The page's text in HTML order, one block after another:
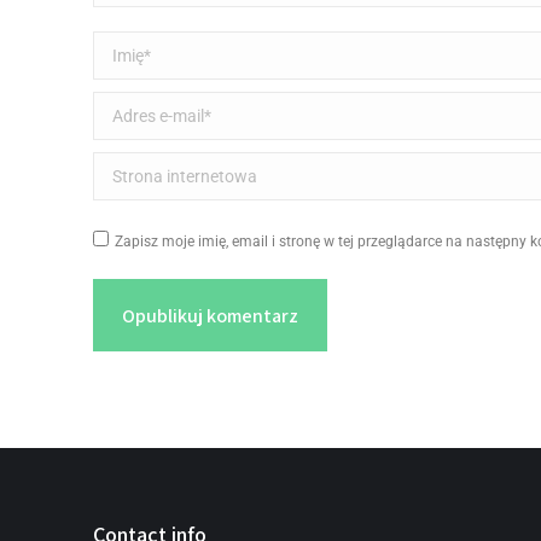
Imię *
Adres e-mail *
Strona internetowa
Zapisz moje imię, email i stronę w tej przeglądarce na następny
Opublikuj komentarz
Contact info